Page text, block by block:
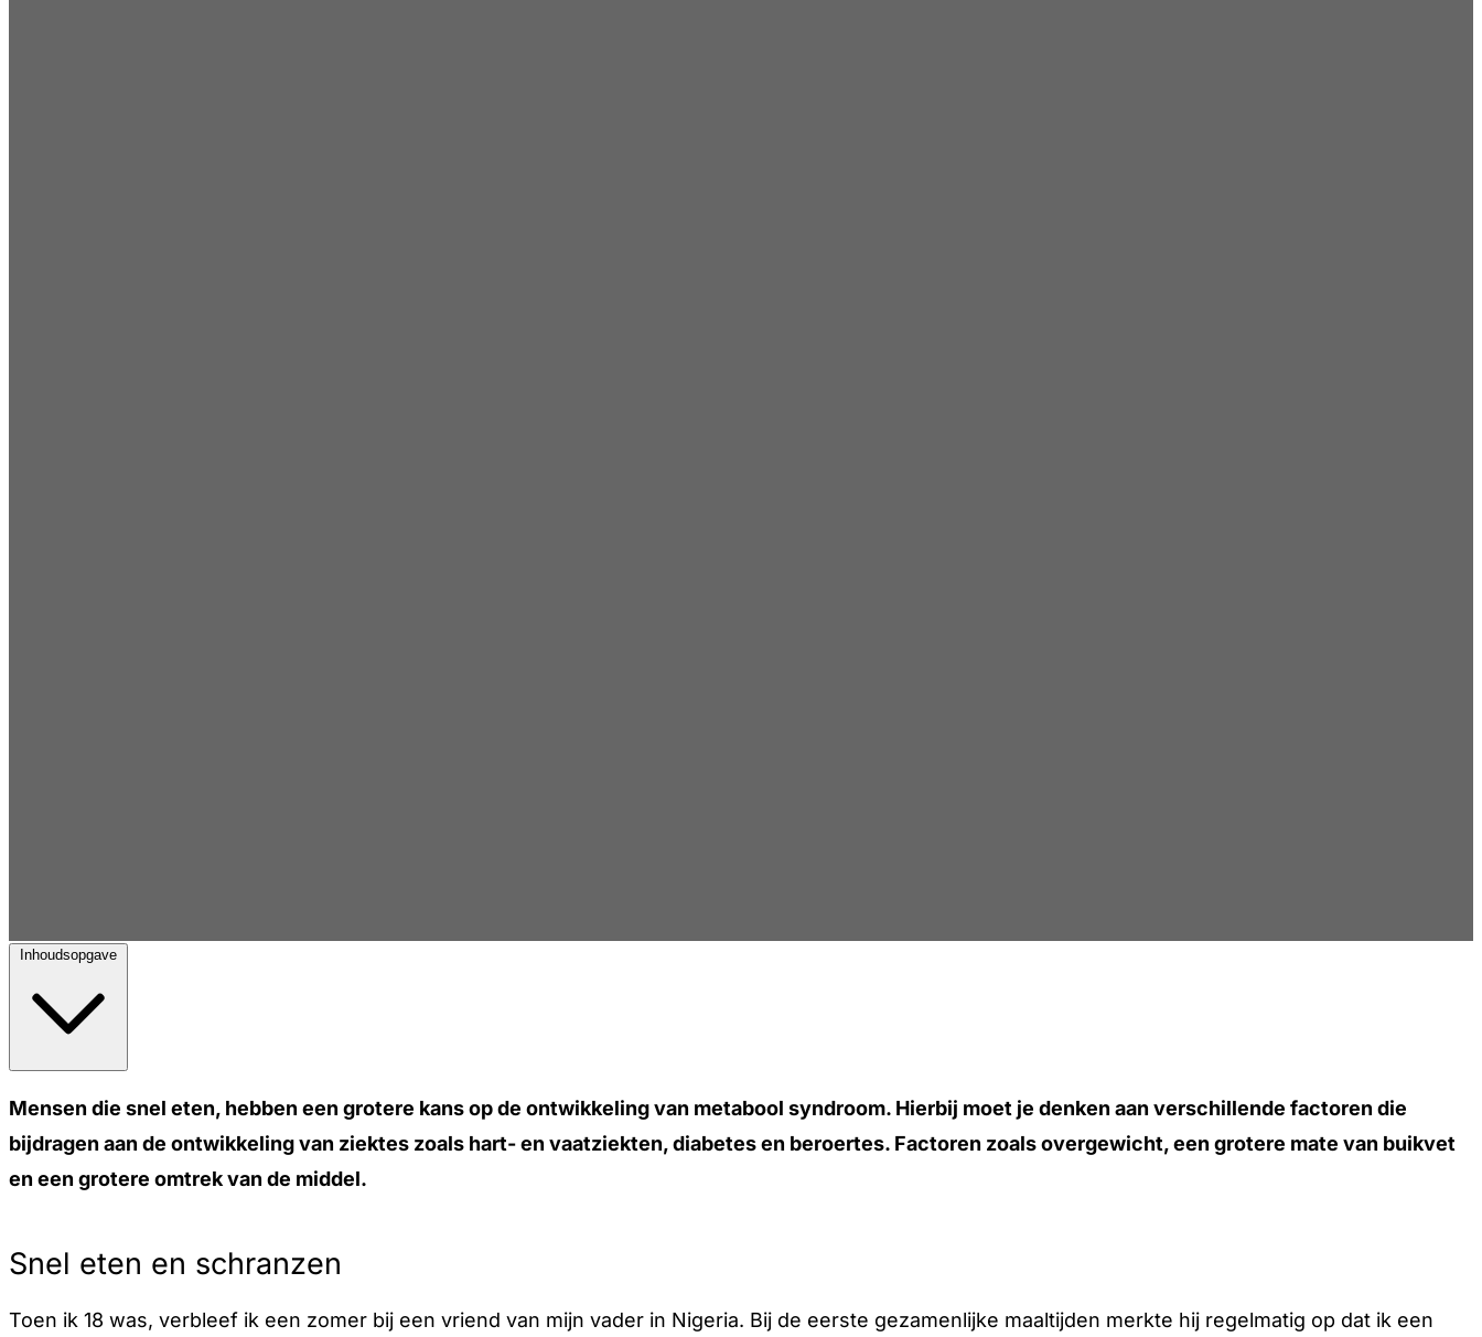
Inhoudsopgave
Mensen die snel eten, hebben een grotere kans op de ontwikkeling van metabool syndroom. Hierbij moet je denken aan verschillende factoren die
bijdragen aan de ontwikkeling van ziektes zoals hart- en vaatziekten, diabetes en beroertes. Factoren zoals overgewicht, een grotere mate van buikvet
en een grotere omtrek van de middel.
Snel eten en schranzen
Toen ik 18 was, verbleef ik een zomer bij een vriend van mijn vader in Nigeria. Bij de eerste gezamenlijke maaltijden merkte hij regelmatig op dat ik een